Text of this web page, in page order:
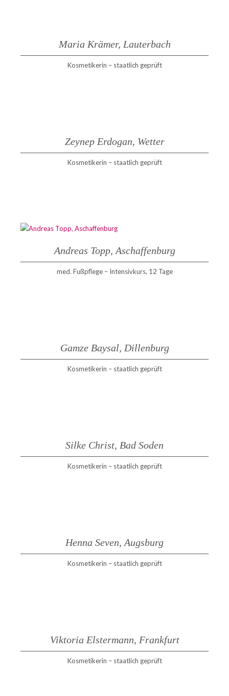
Maria Krämer, Lauterbach
Kosmetikerin – staatlich geprüft
Zeynep Erdogan, Wetter
Kosmetikerin – staatlich geprüft
Andreas Topp, Aschaffenburg
med. Fußpflege – Intensivkurs, 12 Tage
Gamze Baysal, Dillenburg
Kosmetikerin – staatlich geprüft
Silke Christ, Bad Soden
Kosmetikerin – staatlich geprüft
Henna Seven, Augsburg
Kosmetikerin – staatlich geprüft
Viktoria Elstermann, Frankfurt
Kosmetikerin – staatlich geprüft